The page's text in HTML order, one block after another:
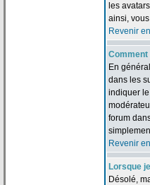
les
ainsi,
Revenir
Comment
En
dans les
indiquer
forum
Revenir
Lorsque
Désolé,